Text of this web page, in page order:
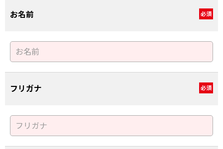
お名前 必須
フリガナ 必須